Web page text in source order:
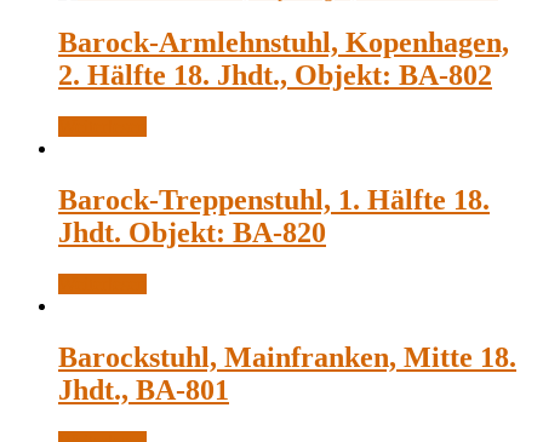
Barock-Armlehnstuhl, Kopenhagen,
2. Hälfte 18. Jhdt., Objekt: BA-802
Barock-Treppenstuhl, 1. Hälfte 18.
Jhdt. Objekt: BA-820
Barockstuhl, Mainfranken, Mitte 18.
Jhdt., BA-801